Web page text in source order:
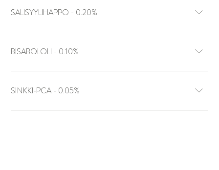
SALISYYLIHAPPO - 0.20%
BISABOLOLI - 0.10%
SINKKI-PCA - 0.05%